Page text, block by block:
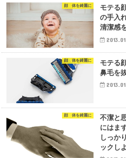
顔 体を綺麗に
モテる
の手入
清潔感
顔 体を綺麗に
モテる
鼻毛を
顔 体を綺麗に
不潔と
にはま
しっか
ックし